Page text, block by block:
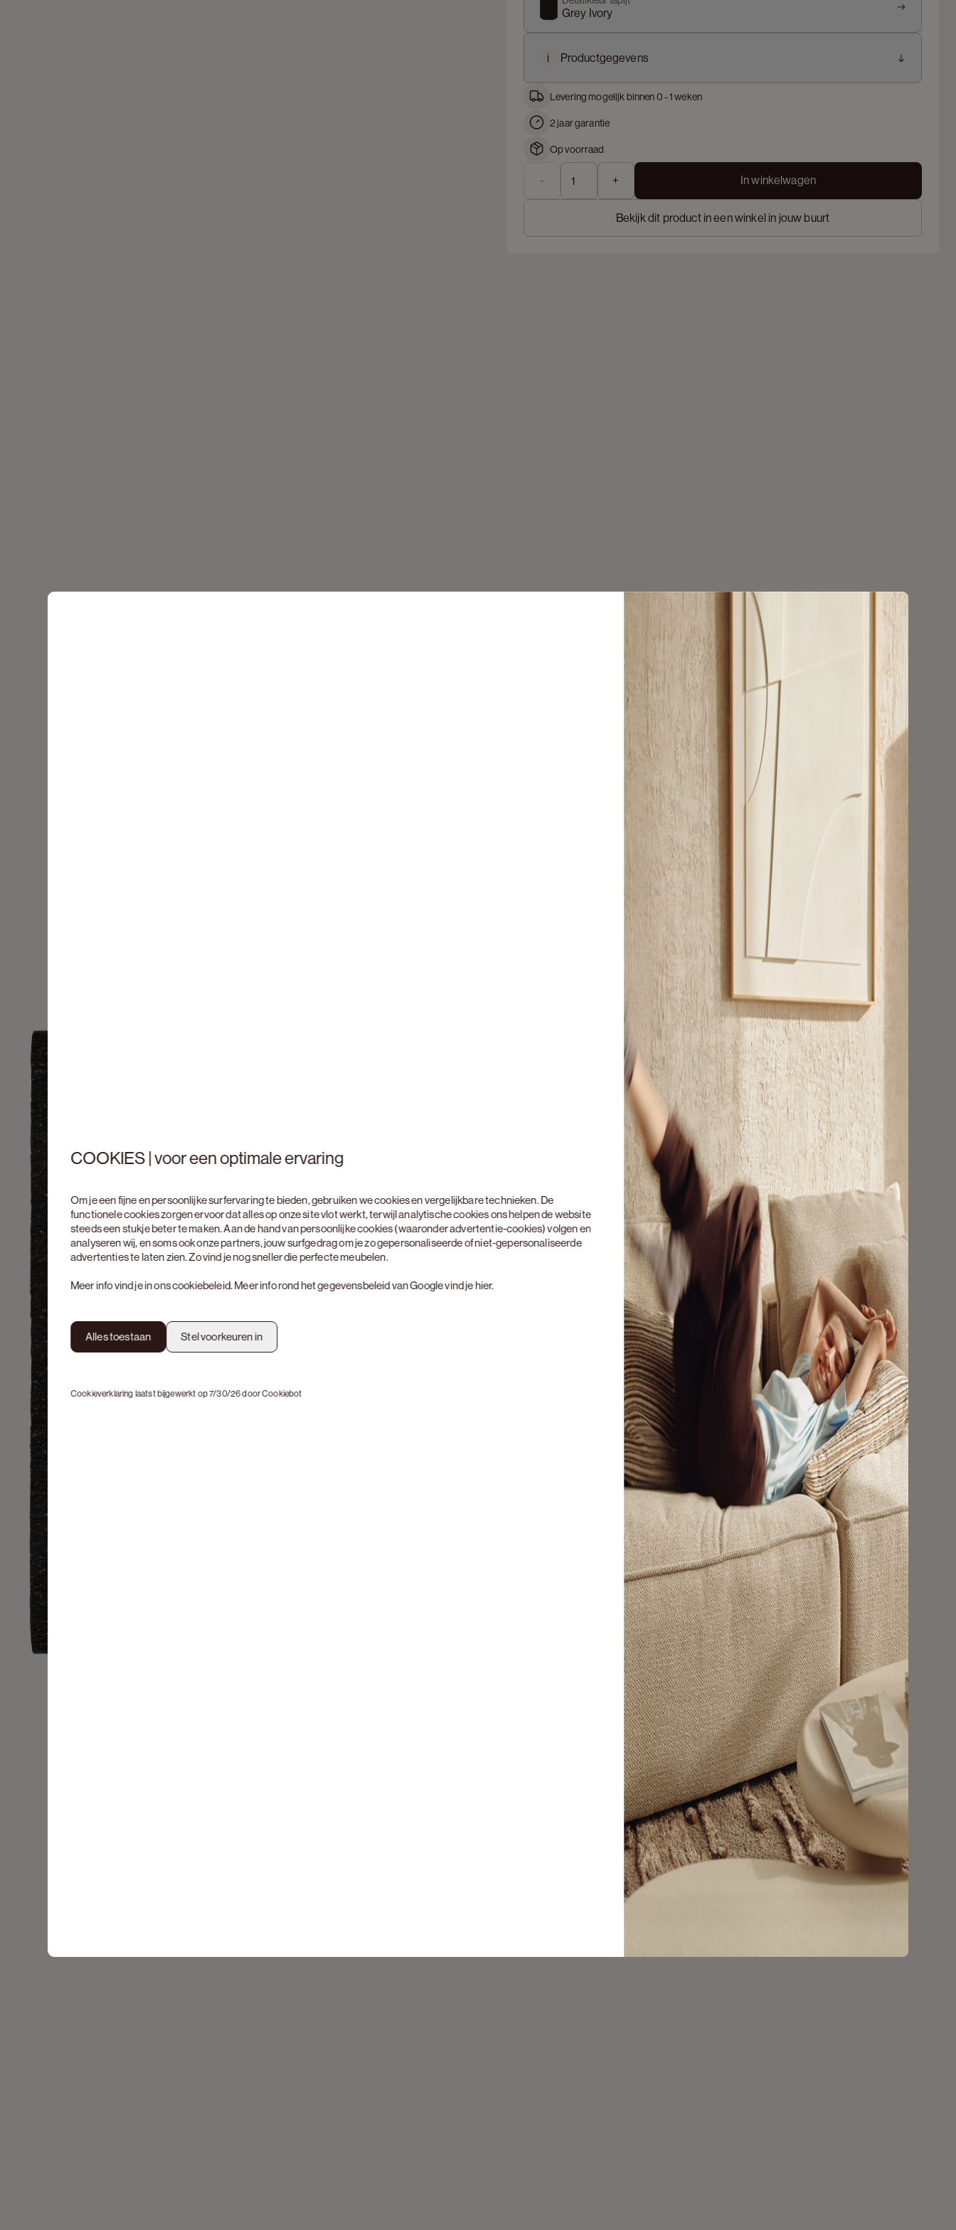
COOKIES | voor een optimale ervaring
Om je een fijne en persoonlijke surfervaring te bieden, gebruiken we cookies en vergelijkbare technieken. De
functionele cookies zorgen ervoor dat alles op onze site vlot werkt, terwijl analytische cookies ons helpen de website
steeds een stukje beter te maken. Aan de hand van persoonlijke cookies (waaronder advertentie-cookies) volgen en
analyseren wij, en soms ook onze partners, jouw surfgedrag om je zo gepersonaliseerde of niet-gepersonaliseerde
advertenties te laten zien. Zo vind je nog sneller die perfecte meubelen.
Meer info vind je in onscookiebeleid. Meer info rond het gegevensbeleid van Google vind jehier.
Alles toestaan Stel voorkeuren in
Cookieverklaring laatst bijgewerkt op 7/30/26 doorCookiebot
Previous slide
Grey Ivory
i Productgegevens
Levering mogelijk binnen 0 - 1 weken
2 jaar garantie
Op voorraad
- + In winkelwagen
Bekijk dit product in een winkel in jouw buurt